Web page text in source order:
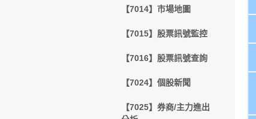
【7014】市場地圖
【7015】股票訊號監控
【7016】股票訊號查詢
【7024】個股新聞
【7025】券商/主力進出